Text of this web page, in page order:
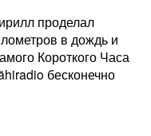
проделал
в дождь и
Короткого Часа
бесконечно